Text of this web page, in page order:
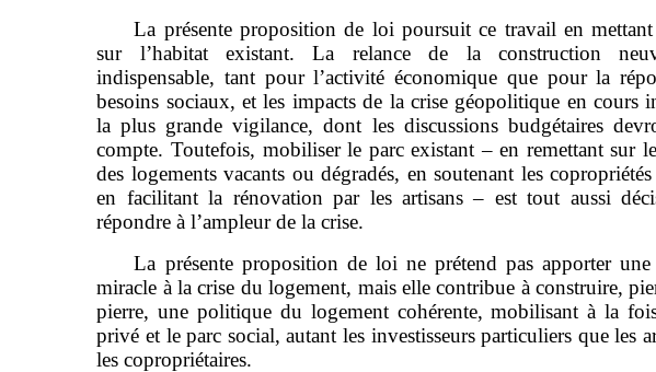
La présente proposition de loi poursuit ce travail en mettant
sur l’habitat existant. La relance de la construction
indispensable, tant pour l’activité économique que pour la
besoins sociaux, et les impacts de la crise géopolitique en cours
la plus grande vigilance, dont les discussions budgétaires
compte. Toutefois, mobiliser le parc existant – en remettant sur
des logements vacants ou dégradés, en soutenant les
en facilitant la rénovation par les artisans – est tout aussi
répondre à l’ampleur de la crise.
La présente proposition de loi ne prétend pas apporter une
miracle à la crise du logement, mais elle contribue à construire,
pierre, une politique du logement cohérente, mobilisant à la
privé et le parc social, autant les investisseurs particuliers que les
les copropriétaires.